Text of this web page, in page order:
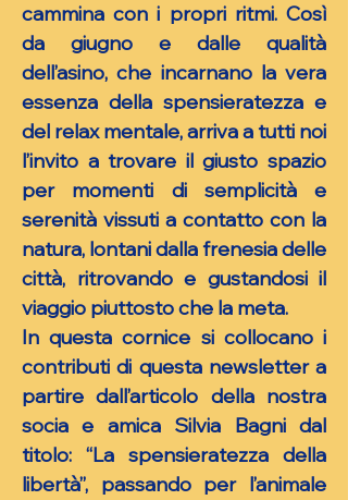
cammina con i propri ritmi. Così
da giugno e dalle qualità
dell’asino, che incarnano la vera
essenza della spensieratezza e
del relax mentale, arriva a tutti noi
l’invito a trovare il giusto spazio
per momenti di semplicità e
serenità vissuti a contatto con la
natura, lontani dalla frenesia delle
città, ritrovando e gustandosi il
viaggio piuttosto che la meta.
In questa cornice si collocano i
contributi di questa newsletter a
partire dall’articolo della nostra
socia e amica Silvia Bagni dal
titolo: “La spensieratezza della
libertà”, passando per l’animale